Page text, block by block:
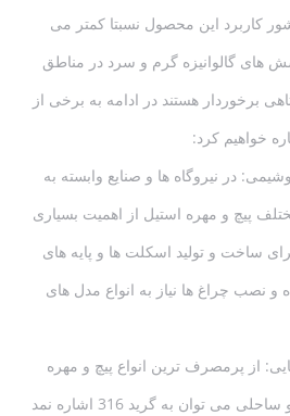
کاربرد این محصول نسبتا کمتر می
های گالوانیزه گرم و سرد در مناطق
برخوردار هستند در ادامه به برخی از
خواهیم کرد:
در نیروگاه ها و صنایع وابسته به
پیچ و مهره استیل از اهمیت بسیاری
ساخت و تولید اسکلت ها و پایه های
و نصب چراغ ها نیاز به انواع مدل های
از پرمصرف ترین انواع پیچ و مهره
های استیل در صنایع دریایی و ساحلی می توان به گرید 316 اشاره نمد